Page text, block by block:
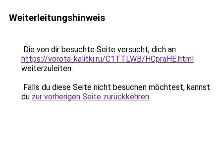
Weiterleitungshinweis
Die von dir besuchte Seite versucht, dich an
https://vorota-kalitki.ru/C1TTLWB/HCpraHE.html
weiterzuleiten.
Falls du diese Seite nicht besuchen möchtest, kannst
du zur vorherigen Seite zurückkehren.